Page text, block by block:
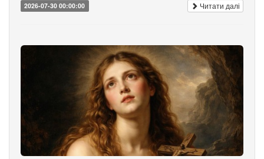
2026-07-30 00:00:00 Читати далі